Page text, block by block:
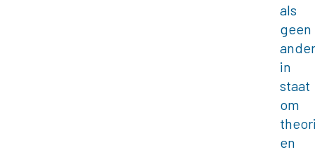
als
geen
ander
in
staat
om
en